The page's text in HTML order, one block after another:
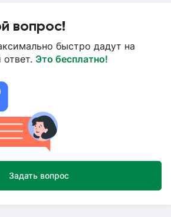
вопрос!
быстро дадут на
Это бесплатно!
Задать вопрос